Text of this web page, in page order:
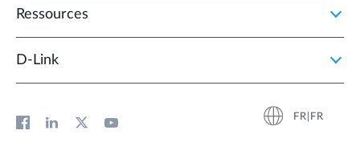
Ressources
D‑Link
FR|FR